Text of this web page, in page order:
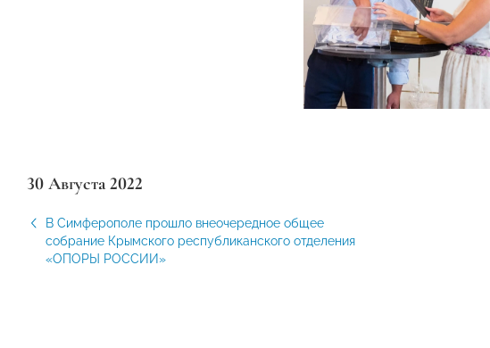
30 Августа 2022
В Симферополе прошло внеочередное общее
собрание Крымского республиканского отделения
«ОПОРЫ РОССИИ»